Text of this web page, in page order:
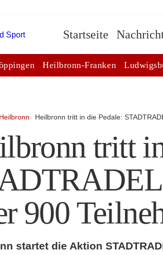
Startseite
Heilbronn-Franken
Heilbronn Heilbronn tritt in die Pedale:
tritt
900
startet die Aktion